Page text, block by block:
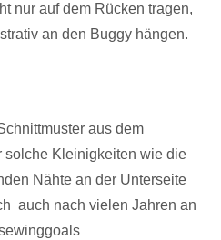
nur auf dem Rücken tragen,
an den Buggy hängen.
aus dem
solche Kleinigkeiten wie die
Nähte an der Unterseite
auch nach vielen Jahren an